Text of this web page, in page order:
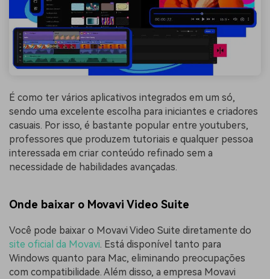
É como ter vários aplicativos integrados em um só,
sendo uma excelente escolha para iniciantes e criadores
casuais. Por isso, é bastante popular entre youtubers,
professores que produzem tutoriais e qualquer pessoa
interessada em criar conteúdo refinado sem a
necessidade de habilidades avançadas.
Onde baixar o Movavi Video Suite
Você pode baixar o Movavi Video Suite diretamente do
site oficial da Movavi. Está disponível tanto para
Windows quanto para Mac, eliminando preocupações
com compatibilidade. Além disso, a empresa Movavi